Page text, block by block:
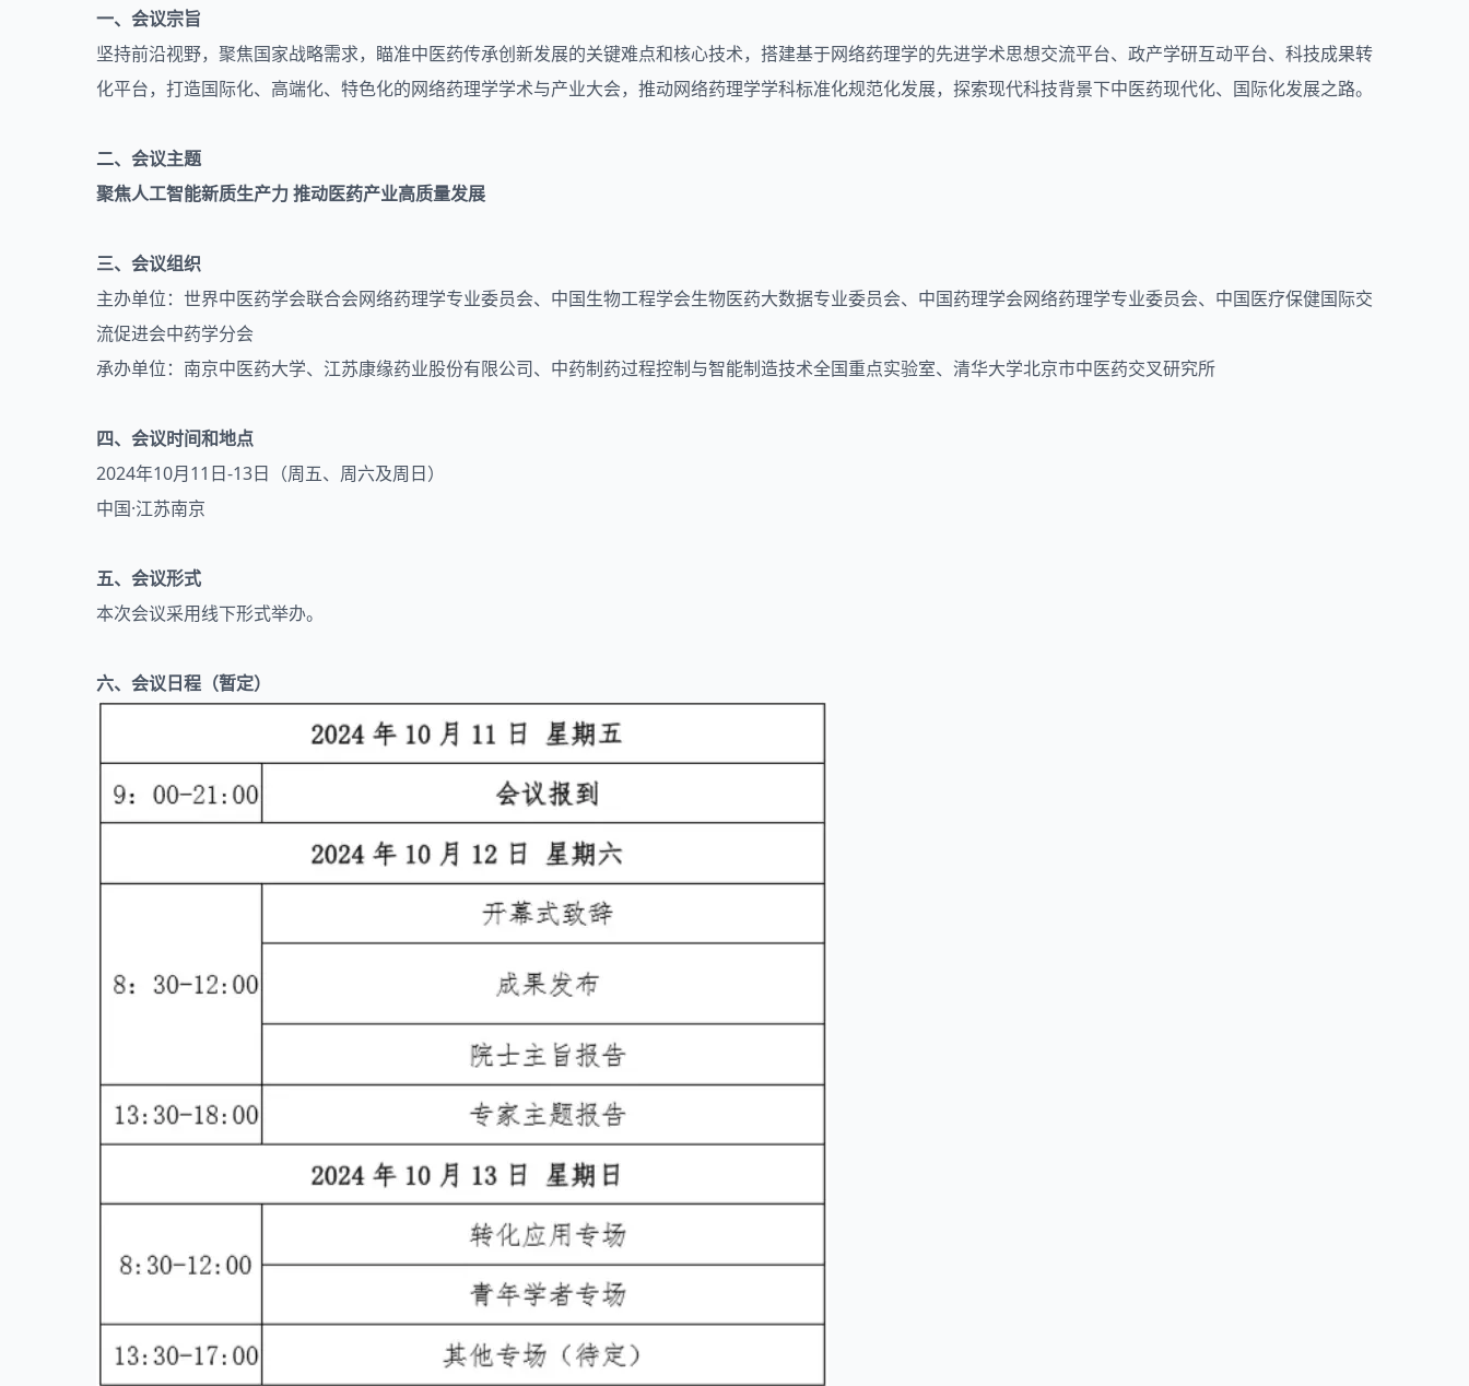
一、会议宗旨
坚持前沿视野，聚焦国家战略需求，瞄准中医药传承创新发展的关键难点和核心技术，搭建基于网络药理学的先进学术思想交流平台、政产学研互动平台、科技成果转
化平台，打造国际化、高端化、特色化的网络药理学学术与产业大会，推动网络药理学学科标准化规范化发展，探索现代科技背景下中医药现代化、国际化发展之路。
二、会议主题
聚焦人工智能新质生产力 推动医药产业高质量发展
三、会议组织
主办单位：世界中医药学会联合会网络药理学专业委员会、中国生物工程学会生物医药大数据专业委员会、中国药理学会网络药理学专业委员会、中国医疗保健国际交
流促进会中药学分会
承办单位：南京中医药大学、江苏康缘药业股份有限公司、中药制药过程控制与智能制造技术全国重点实验室、清华大学北京市中医药交叉研究所
四、会议时间和地点
2024年10月11日-13日（周五、周六及周日）
中国·江苏南京
五、会议形式
本次会议采用线下形式举办。
六、会议日程（暂定）